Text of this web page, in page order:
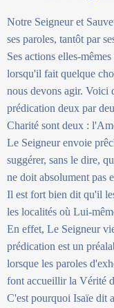
Notre Seigneur et
ses paroles, tantôt par
Ses actions elles-
lorsqu'il fait quelque
nous devons agir. Voici
prédication deux par
Charité sont deux :
Le Seigneur envoie
suggérer, sans le dire,
ne doit absolument pas
Il est fort bien dit qu'il
les localités où Lui-
En effet, Le Seigneur
prédication est un
lorsque les paroles
font accueillir la Vérité
C'est pourquoi Isaïe dit